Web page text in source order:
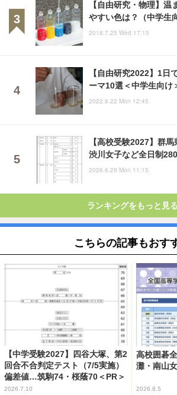
【自由研究・物理】
やすい色は？（中学生
2018.7.25 Wed 17:15
【自由研究2022】1日
ーマ10選＜中学生向け
2022.8.22 Mon 12:45
【高校受験2027】群
渋川女子など全日制
2026.6.29 Mon 11:15
ランキングをもっと見る
こちらの記事もおす
【中学受験2027】四谷大塚、第2
回合不合判定テスト（7/5実施）
偏差値…筑駒74・桜蔭70＜PR＞
2026.7.10
高校囲碁
灘・南山
2026.8.5